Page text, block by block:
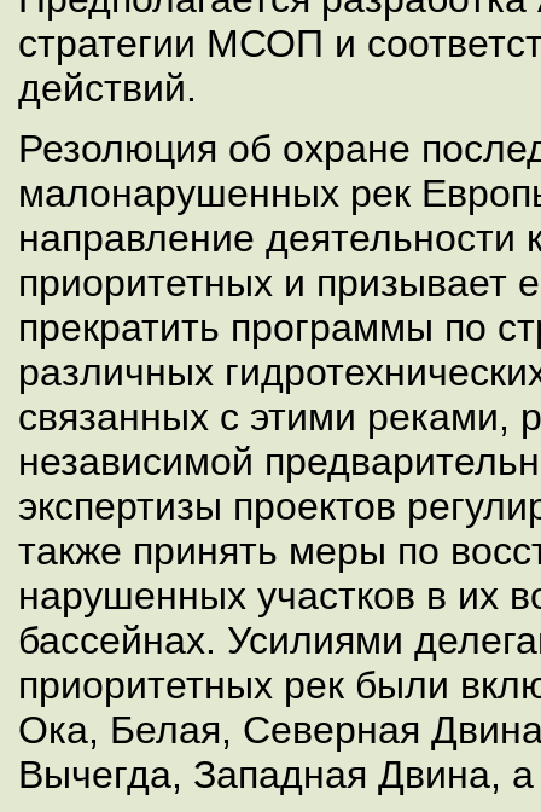
стратегии МСОП и
действий.
Резолюция об охране
малонарушенных рек
направление деятельности
приоритетных и призывает
прекратить программы по
различных
связанных с этими реками,
независимой
экспертизы проектов
также принять меры по
нарушенных участков в их
бассейнах. Усилиями
приоритетных рек были
Ока, Белая, Северная
Вычегда, Западная Двина,